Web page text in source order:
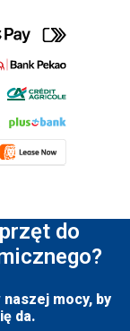
do
mocy, by
da.